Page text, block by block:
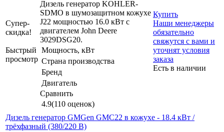
Супер-
скидка!
Быстрый
просмотр
Дизель генератор KOHLER-
SDMO в шумозащитном кожухе
J22 мощностью 16.0 кВт с
двигателем John Deere
3029DSG20.
Мощность, кВт
Страна производства
Бренд
Двигатель
Сравнить
4.9(110 оценок)
Купить
Наши менеджеры
обязательно
свяжутся с вами и
уточнят условия
заказа
Есть в наличии
Дизель генератор GMGen GMC22 в кожухе - 18.4 кВт /
трёхфазный (380/220 В)